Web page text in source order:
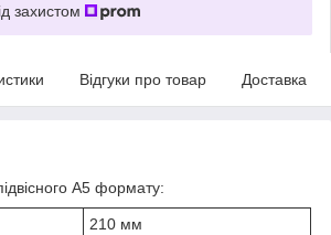
захистом
Відгуки про товар Доставка
А5 формату:
210 мм